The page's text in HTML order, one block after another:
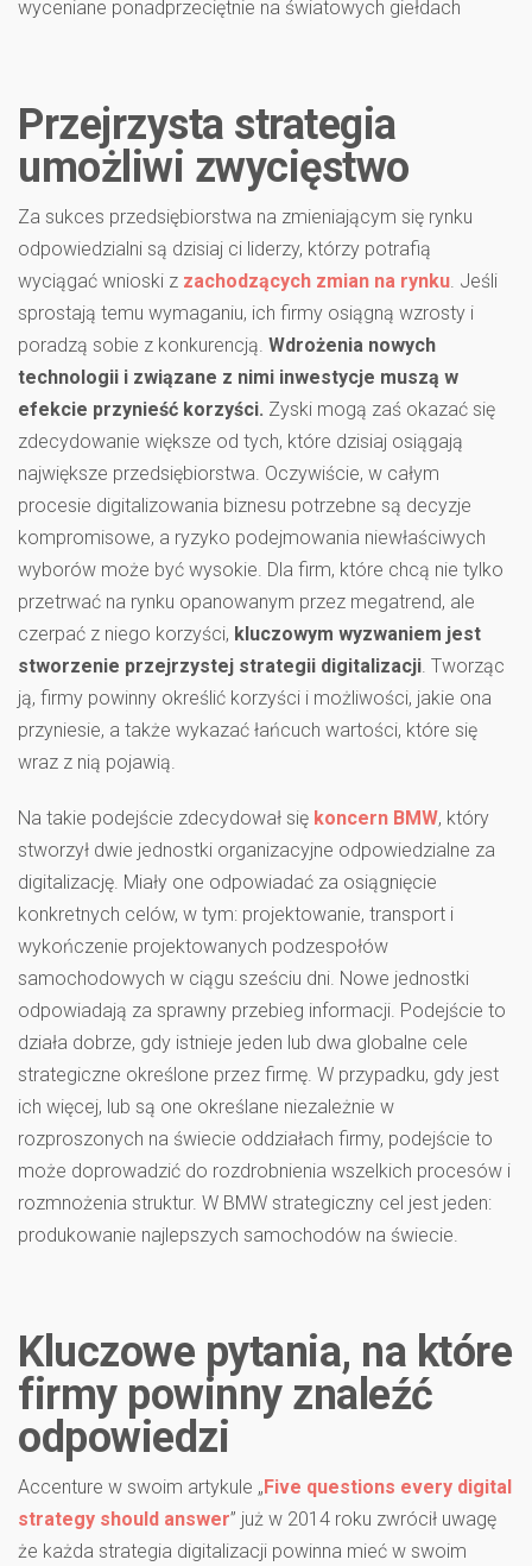
wyceniane ponadprzeciętnie na światowych giełdach
Przejrzysta strategia
umożliwi zwycięstwo
Za sukces przedsiębiorstwa na zmieniającym się rynku
odpowiedzialni są dzisiaj ci liderzy, którzy potrafią
wyciągać wnioski z zachodzących zmian na rynku . Jeśli
sprostają temu wymaganiu, ich firmy osiągną wzrosty i
poradzą sobie z konkurencją. Wdrożenia nowych
technologii i związane z nimi inwestycje muszą w
efekcie przynieść korzyści. Zyski mogą zaś okazać się
zdecydowanie większe od tych, które dzisiaj osiągają
największe przedsiębiorstwa. Oczywiście, w całym
procesie digitalizowania biznesu potrzebne są decyzje
kompromisowe, a ryzyko podejmowania niewłaściwych
wyborów może być wysokie. Dla firm, które chcą nie tylko
przetrwać na rynku opanowanym przez megatrend, ale
czerpać z niego korzyści, kluczowym wyzwaniem jest
stworzenie przejrzystej strategii digitalizacji . Tworząc
ją, firmy powinny określić korzyści i możliwości, jakie ona
przyniesie, a także wykazać łańcuch wartości, które się
wraz z nią pojawią.
Na takie podejście zdecydował się koncern BMW, który
stworzył dwie jednostki organizacyjne odpowiedzialne za
digitalizację. Miały one odpowiadać za osiągnięcie
konkretnych celów, w tym: projektowanie, transport i
wykończenie projektowanych podzespołów
samochodowych w ciągu sześciu dni. Nowe jednostki
odpowiadają za sprawny przebieg informacji. Podejście to
działa dobrze, gdy istnieje jeden lub dwa globalne cele
strategiczne określone przez firmę. W przypadku, gdy jest
ich więcej, lub są one określane niezależnie w
rozproszonych na świecie oddziałach firmy, podejście to
może doprowadzić do rozdrobnienia wszelkich procesów i
rozmnożenia struktur. W BMW strategiczny cel jest jeden:
produkowanie najlepszych samochodów na świecie.
Kluczowe pytania, na które
firmy powinny znaleźć
odpowiedzi
Accenture w swoim artykule „Five questions every digital
strategy should answer” już w 2014 roku zwrócił uwagę
że każda strategia digitalizacji powinna mieć w swoim